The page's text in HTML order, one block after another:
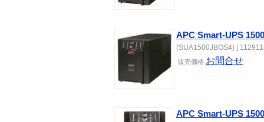
APC Smart-UPS
(SUA1500JBOS4) [
販売価格 お問合せ
APC Smart-UPS